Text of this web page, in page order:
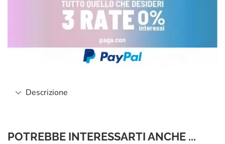
Descrizione
POTREBBE INTERESSARTI ANCHE ...